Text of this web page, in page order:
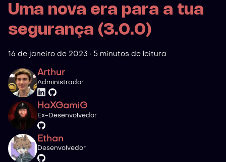
Uma nova era para a tua
segurança (3.0.0)
16 de janeiro de 2023 · 5 minutos de leitura
Arthur
Administrador
HaXGamiG
Ex-Desenvolvedor
Ethan
Desenvolvedor